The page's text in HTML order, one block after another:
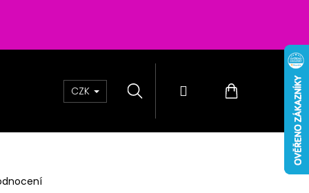
CZK Hledat PřihlášeníNákupní